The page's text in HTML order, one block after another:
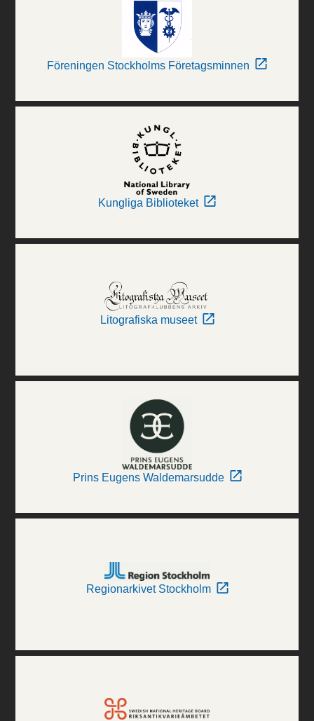
Föreningen Stockholms Företagsminnen
Kungliga Biblioteket
Litografiska museet
Prins Eugens Waldemarsudde
Regionarkivet Stockholm